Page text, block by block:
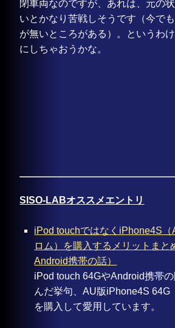
閉車両なのですが、あれは、元の
いとかなり苦戦しそうです（今で
が無いところがある）。というわ
にしちゃおうかな。
SISO-LABオススメエントリ
iPod touchではなくiPhone4S
ロム）を購入するメリットまと
Android携帯の話）
iPod touch 64GやAndroid携帯
んだ挙句、AU版iPhone4S 64G
を購入して愛用しています。